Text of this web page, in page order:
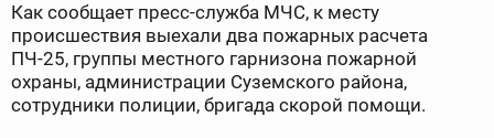
Как сообщает пресс-служба МЧС, к месту
происшествия выехали два пожарных расчета
ПЧ-25, группы местного гарнизона пожарной
охраны, администрации Суземского района,
сотрудники полиции, бригада скорой помощи.